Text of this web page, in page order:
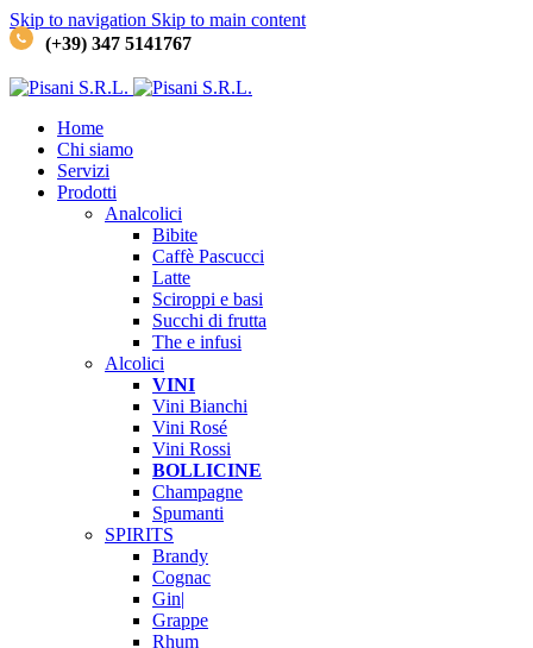
Skip to navigation Skip to main content
(+39) 347 5141767
Home
Chi siamo
Servizi
Prodotti
Analcolici
Bibite
Caffè Pascucci
Latte
Sciroppi e basi
Succhi di frutta
The e infusi
Alcolici
VINI
Vini Bianchi
Vini Rosé
Vini Rossi
BOLLICINE
Champagne
Spumanti
SPIRITS
Brandy
Cognac
Gin|
Grappe
Rhum